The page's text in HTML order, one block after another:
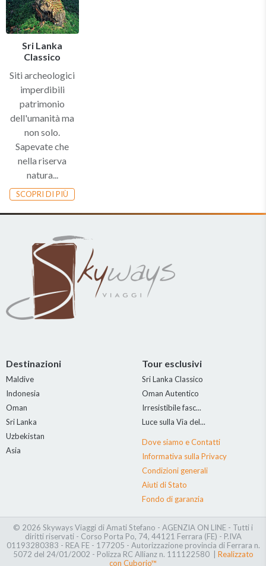
Sri Lanka
Classico
Siti archeologici
imperdibili
patrimonio
dell'umanità ma
non solo.
Sapevate che
nella riserva
natura...
SCOPRI DI PIÙ
Destinazioni
Maldive
Indonesia
Oman
Sri Lanka
Uzbekistan
Asia
Tour esclusivi
Sri Lanka Classico
Oman Autentico
Irresistibile fasc...
Luce sulla Via del...
Dove siamo e Contatti
Informativa sulla Privacy
Condizioni generali
Aiuti di Stato
Fondo di garanzia
© 2026 Skyways Viaggi di Amati Stefano - AGENZIA ON LINE - Tutti i
diritti riservati - Corso Porta Po, 74, 44121 Ferrara (FE) - P.IVA
01193280383 - REA FE - 177205 - Autorizzazione provincia di Ferrara n.
5072 del 24/01/2002 - Polizza RC Allianz n. 111122580 | Realizzato
con Cuborio™